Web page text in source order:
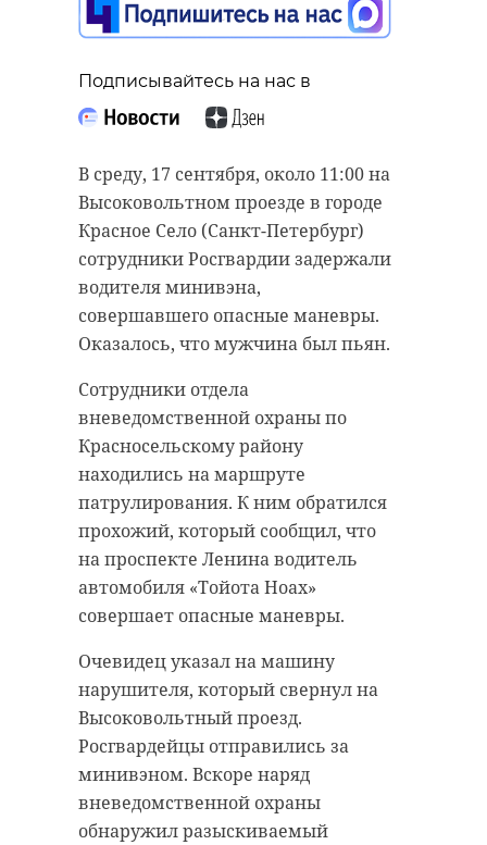
Подписывайтесь на нас в
В среду, 17 сентября, около 11:00 на
Высоковольтном проезде в городе
Красное Село (Санкт-Петербург)
сотрудники Росгвардии задержали
водителя минивэна,
совершавшего опасные маневры.
Оказалось, что мужчина был пьян.
Сотрудники отдела
вневедомственной охраны по
Красносельскому району
находились на маршруте
патрулирования. К ним обратился
прохожий, который сообщил, что
на проспекте Ленина водитель
автомобиля «Тойота Ноах»
совершает опасные маневры.
Очевидец указал на машину
нарушителя, который свернул на
Высоковольтный проезд.
Росгвардейцы отправились за
минивэном. Вскоре наряд
вневедомственной охраны
обнаружил разыскиваемый